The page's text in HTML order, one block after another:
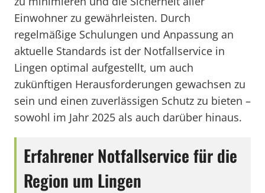
Einwohner zu gewährleisten. Durch
regelmäßige Schulungen und Anpassung an
aktuelle Standards ist der Notfallservice in
Lingen optimal aufgestellt, um auch
zukünftigen Herausforderungen gewachsen zu
sein und einen zuverlässigen Schutz zu bieten –
sowohl im Jahr 2025 als auch darüber hinaus.
Erfahrener Notfallservice für die
Region um Lingen